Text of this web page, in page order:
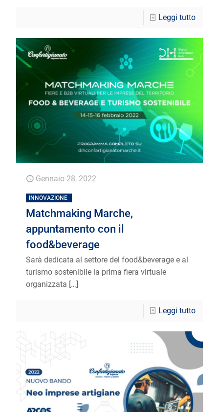
Leggi tutto
Gennaio 28, 2022
INNOVAZIONE
Matchmaking Marche,
appuntamento con il
food&beverage
Sarà dedicata al settore del food&beverage e al
turismo sostenibile la prima fiera virtuale
organizzata […]
Leggi tutto